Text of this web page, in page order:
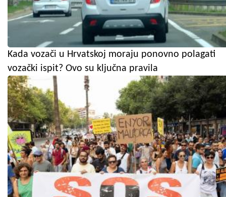
Kada vozači u Hrvatskoj moraju ponovno polagati
vozački ispit? Ovo su ključna pravila